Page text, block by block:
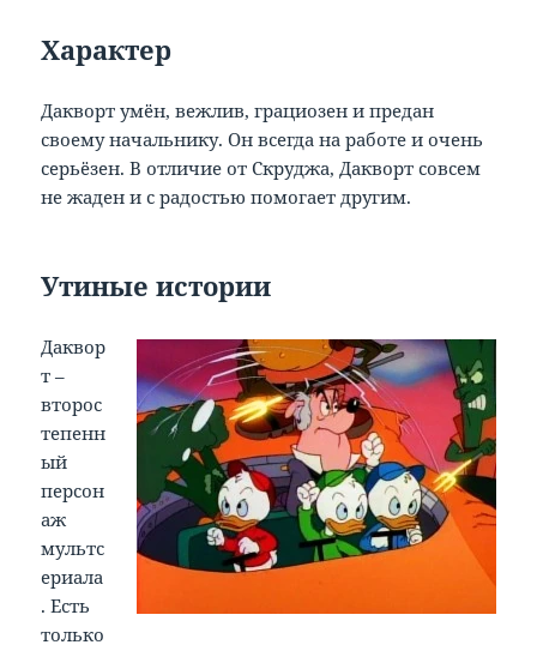
Характер
Дакворт умён, вежлив, грациозен и предан
своему начальнику. Он всегда на работе и очень
серьёзен. В отличие от Скруджа, Дакворт совсем
не жаден и с радостью помогает другим.
Утиные истории
Даквор
т –
второс
тепенн
ый
персон
аж
мультс
ериала
. Есть
только